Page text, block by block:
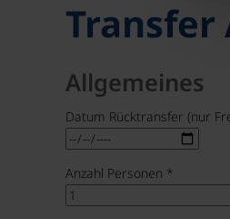
Transfer
Allgemeines
Datum Rücktransfer (nur
Anzahl Personen *